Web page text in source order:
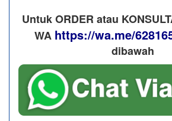
Untuk ORDER atau
WA https://wa.me/
dibawah